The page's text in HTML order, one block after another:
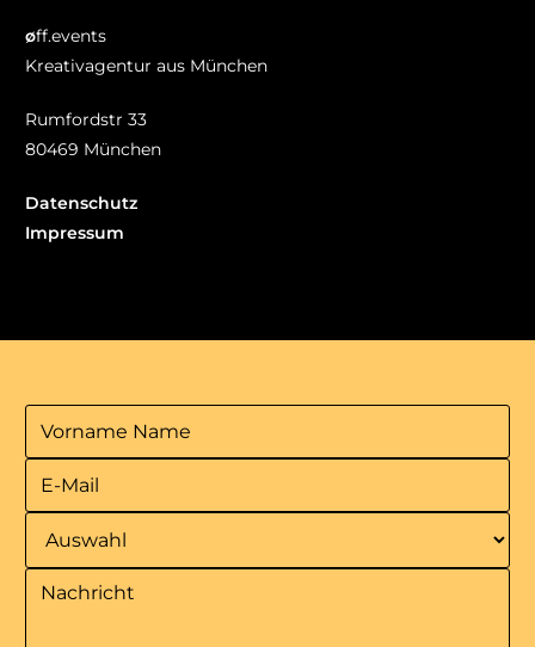
øff.events
Kreativagentur aus München
Rumfordstr 33
80469 München
Datenschutz
Impressum